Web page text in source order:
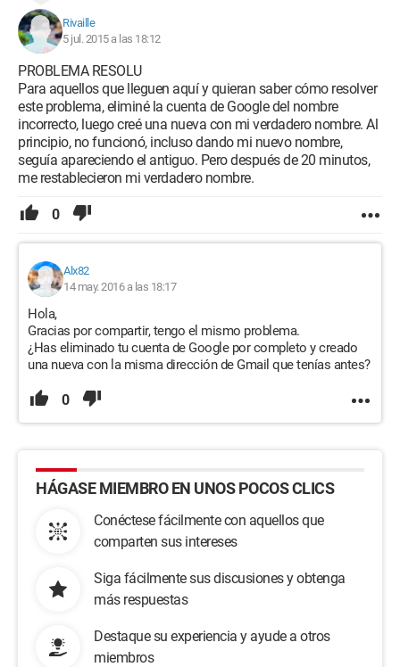
funcionar.
Rivaille
5 jul. 2015 a las 18:12
PROBLEMA RESOLU
Para aquellos que lleguen aquí y quieran saber cómo resolver
este problema, eliminé la cuenta de Google del nombre
incorrecto, luego creé una nueva con mi verdadero nombre. Al
principio, no funcionó, incluso dando mi nuevo nombre,
seguía apareciendo el antiguo. Pero después de 20 minutos,
me restablecieron mi verdadero nombre.
0
Alx82
14 may. 2016 a las 18:17
Hola,
Gracias por compartir, tengo el mismo problema.
¿Has eliminado tu cuenta de Google por completo y creado
una nueva con la misma dirección de Gmail que tenías antes?
0
HÁGASE MIEMBRO EN UNOS POCOS CLICS
Conéctese fácilmente con aquellos que
comparten sus intereses
Siga fácilmente sus discusiones y obtenga
más respuestas
Destaque su experiencia y ayude a otros
miembros